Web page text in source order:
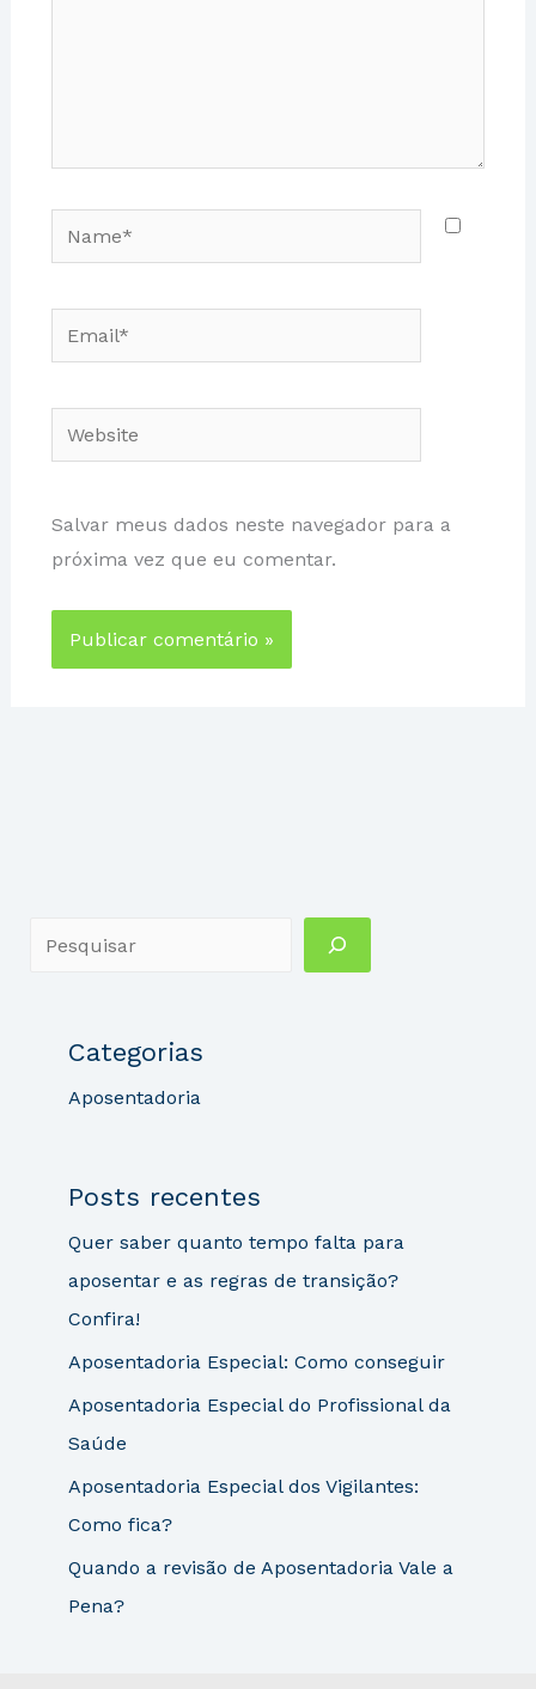
Name*
Email*
Website
Salvar meus dados neste navegador para a
próxima vez que eu comentar.
Categorias
Aposentadoria
Posts recentes
Quer saber quanto tempo falta para
aposentar e as regras de transição?
Confira!
Aposentadoria Especial: Como conseguir
Aposentadoria Especial do Profissional da
Saúde
Aposentadoria Especial dos Vigilantes:
Como fica?
Quando a revisão de Aposentadoria Vale a
Pena?